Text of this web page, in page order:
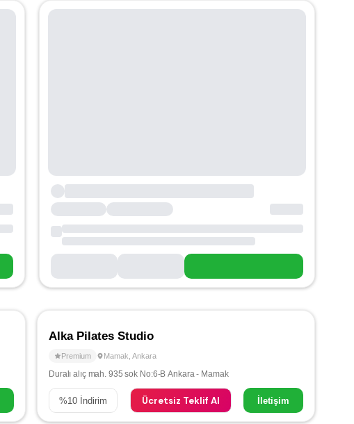
Alka Pilates Studio
Premium Mamak Ankara
Duralı alıç mah. 935 sok No:6-B Ankara - Mamak
%10 İndirim Ücretsiz Teklif Al İletişim